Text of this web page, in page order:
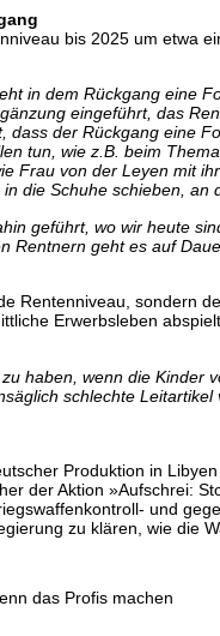
bis 2025 um etwa
in dem Rückgang eine
eingeführt, das
der Rückgang eine
tun, wie z.B. beim
Frau von der Leyen mit
die Schuhe schieben,
geführt, wo wir heute
Rentnern geht es auf
Rentenniveau, sondern
Erwerbsleben
haben, wenn die
schlechte
Produktion in
der Aktion »Aufschrei:
und
zu klären, wie die
das Profis machen